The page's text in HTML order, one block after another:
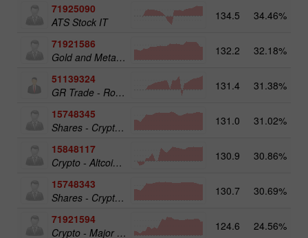
71925090
ATS Stock IT
134.5 34.46%
71921586
Gold and Metals 25
132.2 32.18%
51139324
GR Trade - RoboTRADE24
131.4 31.38%
15748345
Shares - Crypto 50
131.0 31.02%
15848117
Crypto - Altcoins 25
130.9 30.86%
15748343
Shares - Crypto 25
130.7 30.69%
71921594
Crypto - Major crypto 25
124.6 24.56%